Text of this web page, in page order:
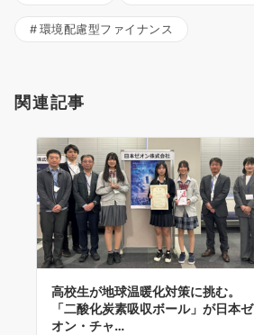
環境配慮型ファイナンス
関連記事
高校生が地球温暖化対策に挑む。
「二酸化炭素吸収ボール」が日本ゼ
オン・チャ…